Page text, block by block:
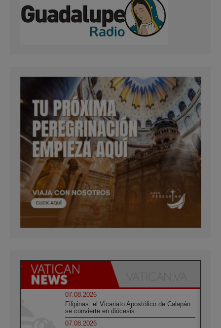
07.08.2026
Filipinas: el Vicariato Apostólico de Calapán
se convierte en diócesis
07.08.2026